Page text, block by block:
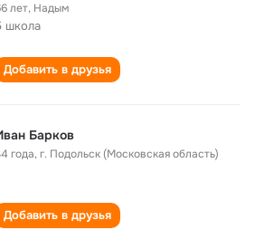
лет, Надым
школа
Добавить в друзья
Барков
года,г. Подольск (Московская область)
Добавить в друзья